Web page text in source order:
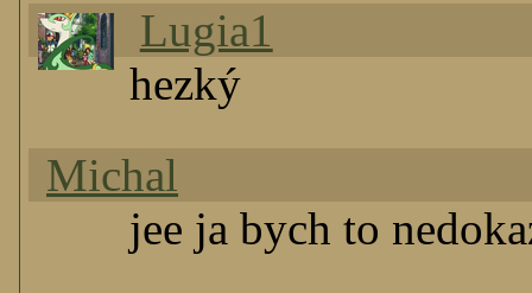
Lugia1
hezký
Michal
jee ja bych to